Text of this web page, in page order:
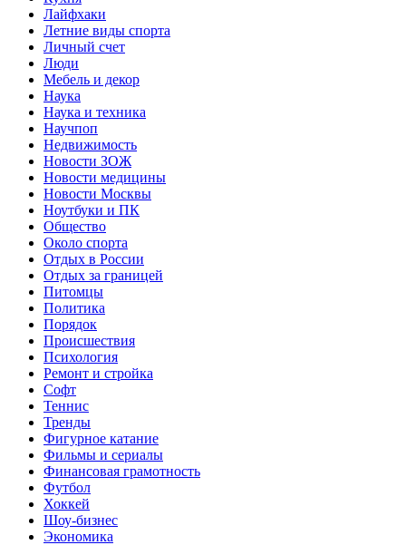
Лайфхаки
Летние виды спорта
Личный счет
Люди
Мебель и декор
Наука
Наука и техника
Научпоп
Недвижимость
Новости ЗОЖ
Новости медицины
Новости Москвы
Ноутбуки и ПК
Общество
Около спорта
Отдых в России
Отдых за границей
Питомцы
Политика
Порядок
Происшествия
Психология
Ремонт и стройка
Софт
Теннис
Тренды
Фигурное катание
Фильмы и сериалы
Финансовая грамотность
Футбол
Хоккей
Шоу-бизнес
Экономика